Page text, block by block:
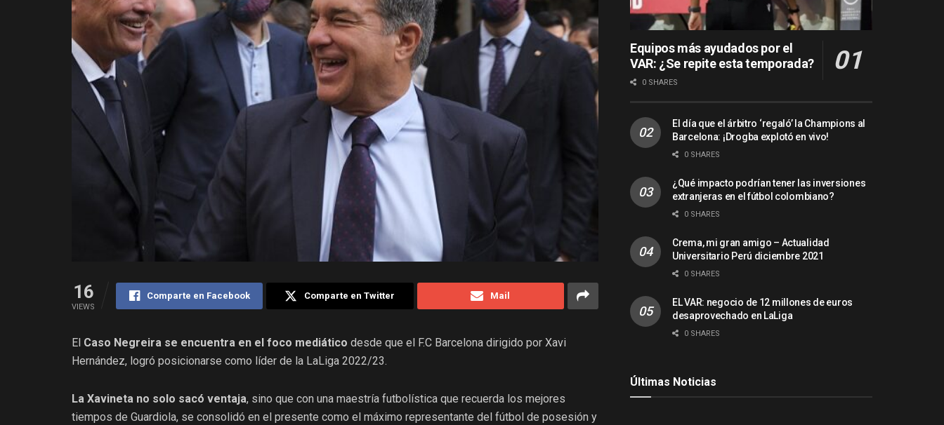
16
VIEWS
Comparte en Facebook Comparte en Twitter Mail
El Caso Negreira se encuentra en el foco mediático desde que el F.C Barcelona dirigido por Xavi
Hernández, logró posicionarse como líder de la LaLiga 2022/23.
La Xavineta no solo sacó ventaja, sino que con una maestría futbolística que recuerda los mejores
tiempos de Guardiola, se consolidó en el presente como el máximo representante del fútbol de posesión y
Equipos más ayudados por el
VAR: ¿Se repite esta temporada?
0 SHARES
El día que el árbitro ‘regaló’ la Champions al
Barcelona: ¡Drogba explotó en vivo!
0 SHARES
¿Qué impacto podrían tener las inversiones
extranjeras en el fútbol colombiano?
0 SHARES
Crema, mi gran amigo – Actualidad
Universitario Perú diciembre 2021
0 SHARES
EL VAR: negocio de 12 millones de euros
desaprovechado en LaLiga
0 SHARES
Últimas Noticias